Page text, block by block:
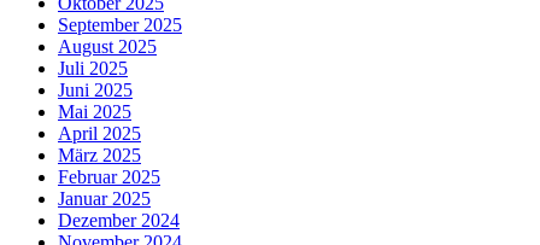
September 2025
August 2025
Juli 2025
Juni 2025
Mai 2025
April 2025
März 2025
Februar 2025
Januar 2025
Dezember 2024